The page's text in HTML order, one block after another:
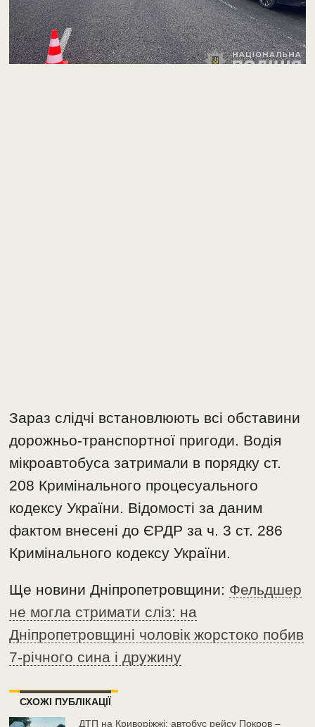
Зараз слідчі встановлюють всі обставини
дорожньо-транспортної пригоди. Водія
мікроавтобуса затримали в порядку ст.
208 Кримінального процесуального
кодексу України. Відомості за даним
фактом внесені до ЄРДР за ч. 3 ст. 286
Кримінального кодексу України.
Ще новини Дніпропетровщини: Фельдшер
не могла стримати сліз: на
Дніпропетровщині чоловік жорстоко побив
7-річного сина і дружину
СХОЖІ ПУБЛІКАЦІЇ
ДТП на Криворіжжі: автобус рейсу Покров –